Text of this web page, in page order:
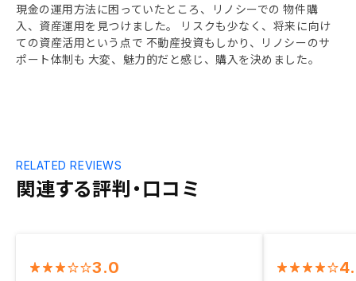
現金の運用方法に困っていたところ、リノシーでの 物件購
入、資産運用を見つけました。 リスクも少なく、将来に向け
ての資産活用という点で 不動産投資もしかり、リノシーのサ
ポート体制も 大変、魅力的だと感じ、購入を決めました。
関連する評判・口コミ
RELATED REVIEWS
3.0